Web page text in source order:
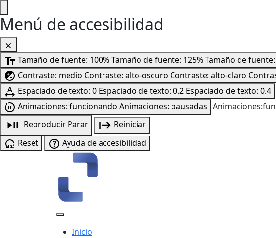
Menú de accesibilidad
Tamaño de fuente: 100%Tamaño de fuente: 125%Tamaño de fuente:
Contraste: medio Contraste: alto-oscuro Contraste: alto-claro
Espaciado de texto: 0 Espaciado de texto: 0.2 Espaciado de texto: 0.4
Animaciones: funcionando Animaciones: pausadas
Reproducir Parar
Reiniciar
Reset
Ayuda de accesibilidad
Inicio